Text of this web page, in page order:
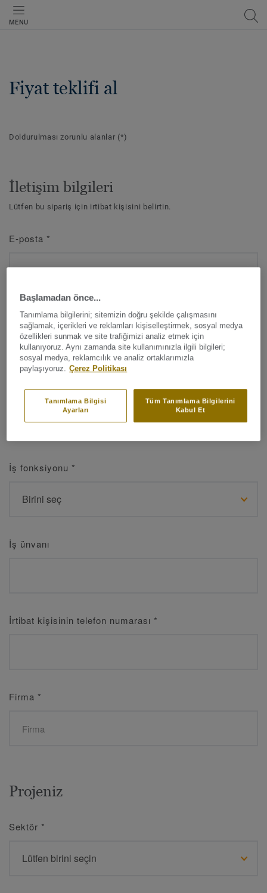
MENU
Fiyat teklifi al
Doldurulması zorunlu alanlar (*)
İletişim bilgileri
Lütfen bu sipariş için irtibat kişisini belirtin.
E-posta *
Ad*
Soyad*
İş fonksiyonu *
İş ünvanı
İrtibat kişisinin telefon numarası *
Firma *
Projeniz
Sektör *
Başlamadan önce...
Tanımlama bilgilerini; sitemizin doğru şekilde çalışmasını
sağlamak, içerikleri ve reklamları kişiselleştirmek, sosyal medya
özellikleri sunmak ve site trafiğimizi analiz etmek için
kullanıyoruz. Aynı zamanda site kullanımınızla ilgili bilgileri;
sosyal medya, reklamcılık ve analiz ortaklarımızla
paylaşıyoruz. Çerez Politikası
Tüm Tanımlama Bilgilerini
Kabul Et
Tanımlama Bilgisi
Ayarları